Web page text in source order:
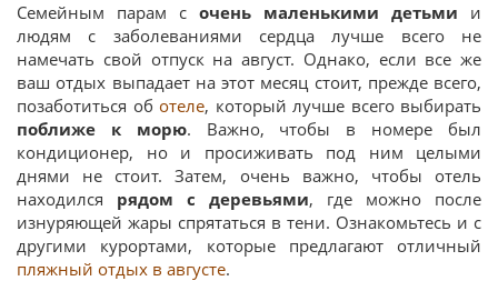
Семейным парам с очень маленькими детьми и
людям с заболеваниями сердца лучше всего не
намечать свой отпуск на август. Однако, если все же
ваш отдых выпадает на этот месяц стоит, прежде всего,
позаботиться об отеле, который лучше всего выбирать
поближе к морю. Важно, чтобы в номере был
кондиционер, но и просиживать под ним целыми
днями не стоит. Затем, очень важно, чтобы отель
находился рядом с деревьями, где можно после
изнуряющей жары спрятаться в тени. Ознакомьтесь и с
другими курортами, которые предлагают отличный
пляжный отдых в августе.